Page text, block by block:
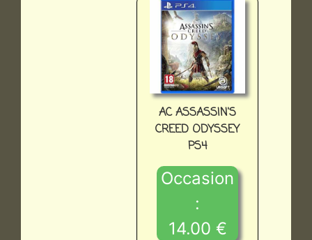
AC ASSASSIN'S
CREED ODYSSEY
PS4
Occasion
:
14.00 €